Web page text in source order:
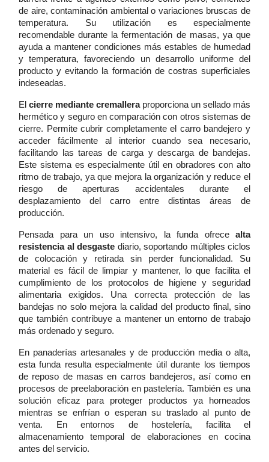
de aire, contaminación ambiental o variaciones bruscas de
temperatura. Su utilización es especialmente
recomendable durante la fermentación de masas, ya que
ayuda a mantener condiciones más estables de humedad
y temperatura, favoreciendo un desarrollo uniforme del
producto y evitando la formación de costras superficiales
indeseadas.
El cierre mediante cremalleraproporciona un sellado más
hermético y seguro en comparación con otros sistemas de
cierre. Permite cubrir completamente el carro bandejero y
acceder fácilmente al interior cuando sea necesario,
facilitando las tareas de carga y descarga de bandejas.
Este sistema es especialmente útil en obradores con alto
ritmo de trabajo, ya que mejora la organización y reduce el
riesgo de aperturas accidentales durante el
desplazamiento del carro entre distintas áreas de
producción.
Pensada para un uso intensivo, la funda ofrece alta
resistencia al desgaste diario, soportando múltiples ciclos
de colocación y retirada sin perder funcionalidad. Su
material es fácil de limpiar y mantener, lo que facilita el
cumplimiento de los protocolos de higiene y seguridad
alimentaria exigidos. Una correcta protección de las
bandejas no solo mejora la calidad del producto final, sino
que también contribuye a mantener un entorno de trabajo
más ordenado y seguro.
En panaderías artesanales y de producción media o alta,
esta funda resulta especialmente útil durante los tiempos
de reposo de masas en carros bandejeros, así como en
procesos de preelaboración en pastelería. También es una
solución eficaz para proteger productos ya horneados
mientras se enfrían o esperan su traslado al punto de
venta. En entornos de hostelería, facilita el
almacenamiento temporal de elaboraciones en cocina
antes del servicio.